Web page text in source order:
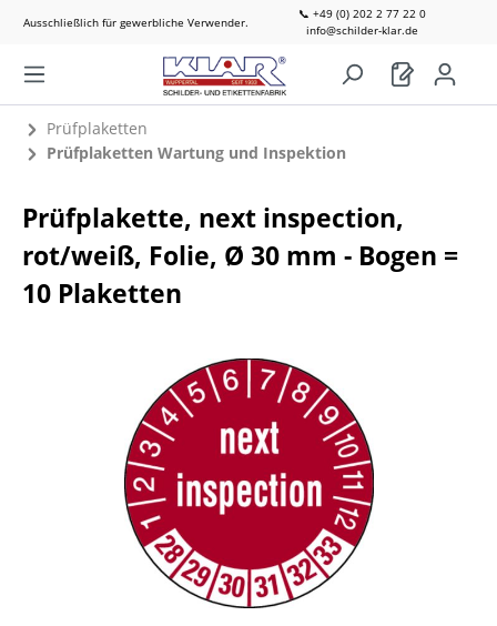
Ausschließlich für gewerbliche Verwender.
📞 +49 (0) 202 2 77 22 0
info@schilder-klar.de
Prüfplaketten
Prüfplaketten Wartung und Inspektion
Prüfplakette, next inspection,
rot/weiß, Folie, Ø 30 mm - Bogen =
10 Plaketten